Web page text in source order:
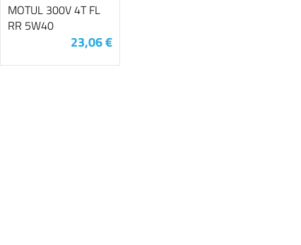
MOTUL 300V 4T FL
RR 5W40
23,06 €